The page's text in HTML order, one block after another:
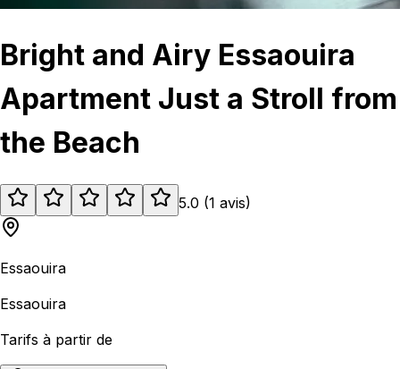
Bright and Airy Essaouira
Apartment Just a Stroll from
the Beach
5.0 (1 avis)
Essaouira
Essaouira
Tarifs à partir de